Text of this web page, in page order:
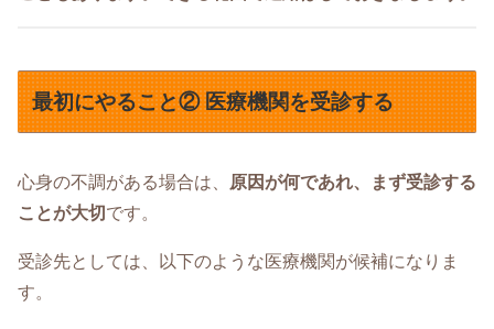
最初にやること② 医療機関を受診する
心身の不調がある場合は、
原因が何であれ、まず受診する
ことが大切 です。
受診先としては、以下のような医療機関が候補になりま
す。